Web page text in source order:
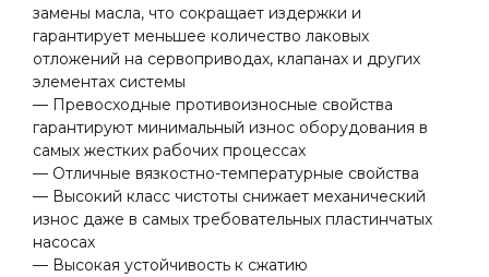
замены масла, что сокращает издержки и
гарантирует меньшее количество лаковых
отложений на сервоприводах, клапанах и других
элементах системы
— Превосходные противоизносные свойства
гарантируют минимальный износ оборудования в
самых жестких рабочих процессах
— Отличные вязкостно-температурные свойства
— Высокий класс чистоты снижает механический
износ даже в самых требовательных пластинчатых
насосах
— Высокая устойчивость к сжатию